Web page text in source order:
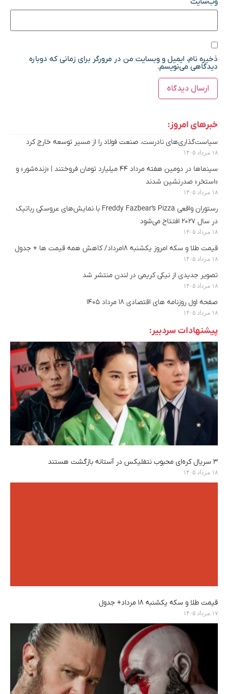
ذخیره نام، ایمیل و وبسایت من در مرورگر برای زمانی که دوباره
دیدگاهی می‌نویسم.
خبرهای امروز:
سیاست‌گذاری‌های نادرست، صنعت فولاد را از مسیر توسعه خارج کرد
۱۸ مرداد ۱۴۰۵
سینماها در دومین هفته‌ مرداد ۴۴ میلیارد تومان فروختند | «زنده‌شور» و
«استخر» صدرنشین شدند
۱۸ مرداد ۱۴۰۵
رستوران واقعی Freddy Fazbear’s Pizza با نمایش‌های عروسکی رباتیک
در سال ۲۰۲۷ افتتاح می‌شود
۱۸ مرداد ۱۴۰۵
قیمت طلا و سکه امروز یکشنبه ۱۸مرداد/ کاهش همه قیمت ها + جدول
۱۸ مرداد ۱۴۰۵
تصویر جدیدی از نیکی کریمی در لندن منتشر شد
۱۸ مرداد ۱۴۰۵
صفحه اول روزنامه های اقتصادی ۱۸ مرداد ۱۴۰۵
۱۸ مرداد ۱۴۰۵
پیشنهادات سردبیر:
۳ سریال کره‌ای محبوب نتفلیکس در آستانه بازگشت هستند
۱۸ مرداد ۱۴۰۵
قیمت طلا و سکه یکشنبه ۱۸ مرداد+ جدول
۱۷ مرداد ۱۴۰۵